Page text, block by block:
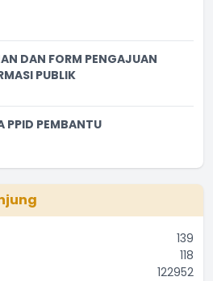
DAN FORM PENGAJUAN
PUBLIK
PPID PEMBANTU
139
118
122952